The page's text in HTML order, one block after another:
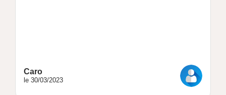
Caro
le 30/03/2023